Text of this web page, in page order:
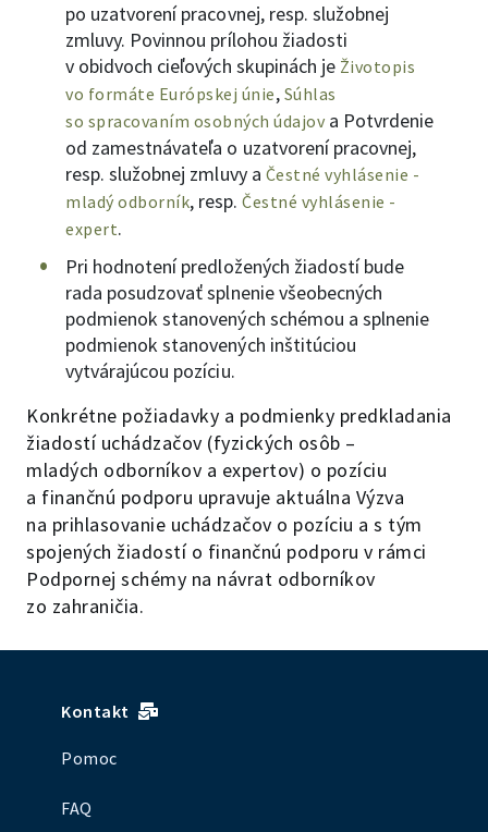
po uzatvorení pracovnej, resp. služobnej
zmluvy. Povinnou prílohou žiadosti
v obidvoch cieľových skupinách je Životopis
vo formáte Európskej únie, Súhlas
so spracovaním osobných údajov a Potvrdenie
od zamestnávateľa o uzatvorení pracovnej,
resp. služobnej zmluvy a Čestné vyhlásenie -
mladý odborník, resp.Čestné vyhlásenie -
expert.
Pri hodnotení predložených žiadostí bude
rada posudzovať splnenie všeobecných
podmienok stanovených schémou a splnenie
podmienok stanovených inštitúciou
vytvárajúcou pozíciu.
Konkrétne požiadavky a podmienky predkladania
žiadostí uchádzačov (fyzických osôb –
mladých odborníkov a expertov) o pozíciu
a finančnú podporu upravuje aktuálna Výzva
na prihlasovanie uchádzačov o pozíciu a s tým
spojených žiadostí o finančnú podporu v rámci
Podpornej schémy na návrat odborníkov
zo zahraničia.
Kontakt
Pomoc
FAQ